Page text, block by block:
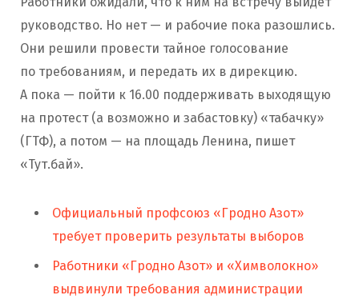
руководство. Но нет — и рабочие пока разошлись.
Они решили провести тайное голосование
по требованиям, и передать их в дирекцию.
А пока — пойти к 16.00 поддерживать выходящую
на протест (а возможно и забастовку) «табачку»
(ГТФ), а потом — на площадь Ленина, пишет
«Тут.бай».
Официальный профсоюз «Гродно Азот»
требует проверить результаты выборов
Работники «Гродно Азот» и «Химволокно»
выдвинули требования администрации